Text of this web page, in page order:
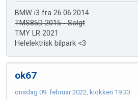
BMW i3 fra 26.06.2014
TMS85D 2015 - Solgt
TMY LR 2021
Helelektrisk bilpark <3
ok67
onsdag 09. februar 2022, klokken 19:33